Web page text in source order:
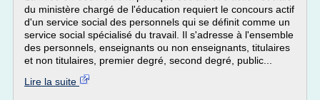
du ministère chargé de l'éducation requiert le concours actif
d'un service social des personnels qui se définit comme un
service social spécialisé du travail. Il s'adresse à l'ensemble
des personnels, enseignants ou non enseignants, titulaires
et non titulaires, premier degré, second degré, public...
Lire la suite